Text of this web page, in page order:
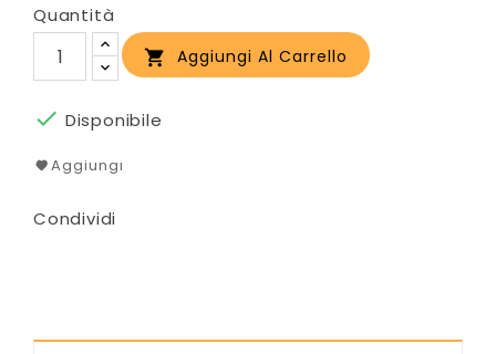
Quantità
 Aggiungi Al Carrello
 Disponibile
Aggiungi
Condividi